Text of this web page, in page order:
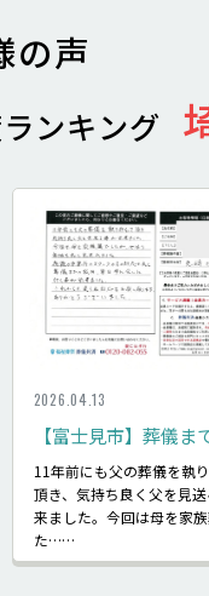
の声
ンキング
2026.04.13
11年前にも父の葬儀を執
頂き、気持ち良く父を見
来ました。今回は母を家
た……